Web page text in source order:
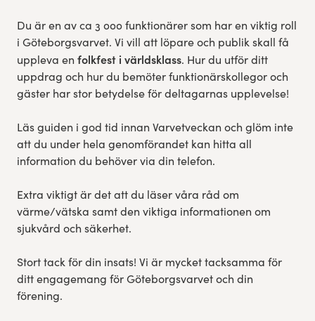
Du är en av ca 3 000 funktionärer som har en viktig roll
i Göteborgsvarvet. Vi vill att löpare och publik skall få
uppleva en folkfest i världsklass. Hur du utför ditt
uppdrag och hur du bemöter funktionärskollegor och
gäster har stor betydelse för deltagarnas upplevelse!
Läs guiden i god tid innan Varvetveckan och glöm inte
att du under hela genomförandet kan hitta all
information du behöver via din telefon.
Extra viktigt är det att du läser våra råd om
värme/vätska samt den viktiga informationen om
sjukvård och säkerhet.
Stort tack för din insats! Vi är mycket tacksamma för
ditt engagemang för Göteborgsvarvet och din
förening.